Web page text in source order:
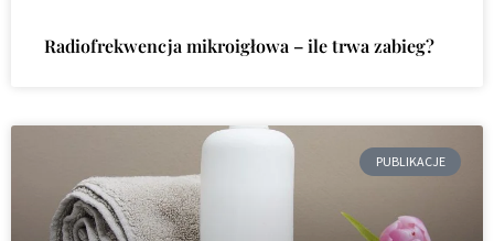
Radiofrekwencja mikroigłowa – ile trwa zabieg?
PUBLIKACJE